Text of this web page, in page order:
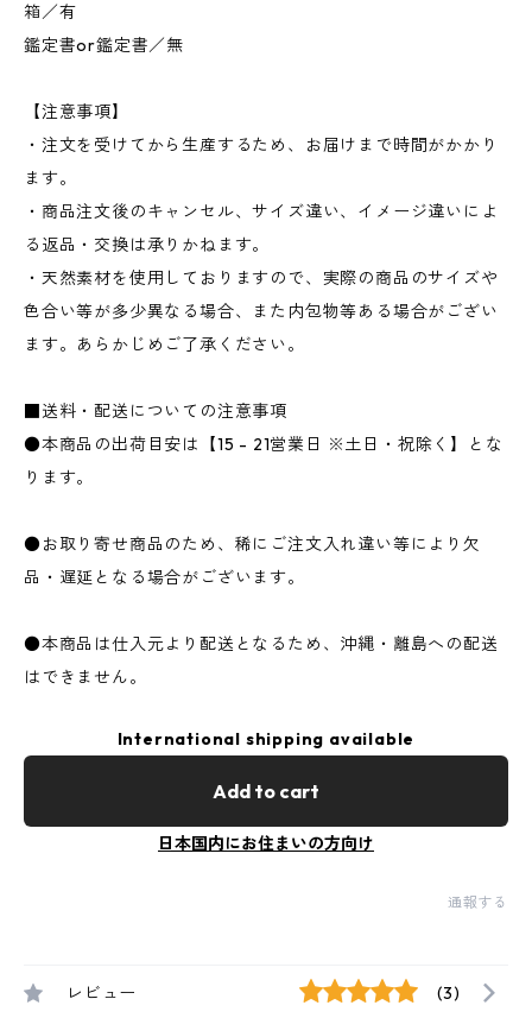
箱／有
鑑定書or鑑定書／無
【注意事項】
・注文を受けてから生産するため、お届けまで時間がかかり
ます。
・商品注文後のキャンセル、サイズ違い、イメージ違いによ
る返品・交換は承りかねます。
・天然素材を使用しておりますので、実際の商品のサイズや
色合い等が多少異なる場合、また内包物等ある場合がござい
ます。あらかじめご了承ください。
■送料・配送についての注意事項
●本商品の出荷目安は【15 - 21営業日 ※土日・祝除く】とな
ります。
●お取り寄せ商品のため、稀にご注文入れ違い等により欠
品・遅延となる場合がございます。
●本商品は仕入元より配送となるため、沖縄・離島への配送
はできません。
International shipping available
Add to cart
日本国内にお住まいの方向け
通報する
レビュー (3)